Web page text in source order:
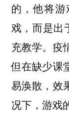
的，他将
戏，而是出
充教学。疫
但在缺少课
易涣散，效
况下，游戏